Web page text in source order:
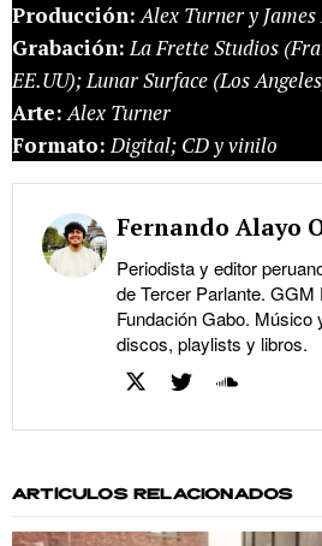
Producción:Alex Turner y
Grabación:La Frette Studios
EE.UU); Lunar Surface (Los
Arte:Alex Turner
Formato:Digital; CD y vinilo
Fernando Alayo
Periodista y editor
de Tercer Parlante. GGM
Fundación Gabo. Músico
discos, playlists y libros.
ARTÍCULOS RELACIONADOS